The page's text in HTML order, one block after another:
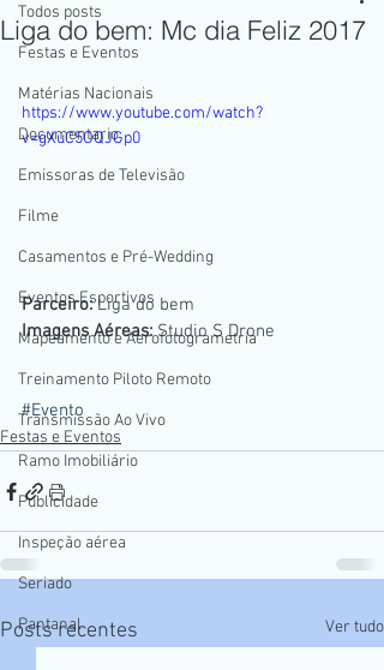
Todos posts
Festas e Eventos
Matérias Nacionais
Documentario
Emissoras de Televisão
Filme
Casamentos e Pré-Wedding
Eventos Esportivos
Mapeamento e Aerofotogrametria
Treinamento Piloto Remoto
Transmissão Ao Vivo
Ramo Imobiliário
Publicidade
Inspeção aérea
Seriado
Pantanal
Liga do bem: Mc dia Feliz 2017
https://www.youtube.com/watch?
v=gXuC5OQJGp0
Parceiro: Liga do bem
Imagens Aéreas: Studio S Drone
#Evento
Festas e Eventos
Posts recentes Ver tudo